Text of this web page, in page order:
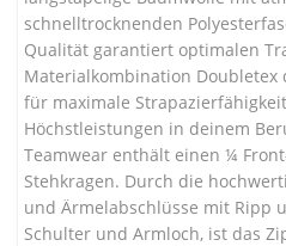
schnelltrocknenden
Qualität garantiert optimalen
Materialkombination
für maximale
Höchstleistungen in deinem
Teamwear enthält einen ¼
Stehkragen. Durch die
und Ärmelabschlüsse mit Ripp
Schulter und Armloch, ist das